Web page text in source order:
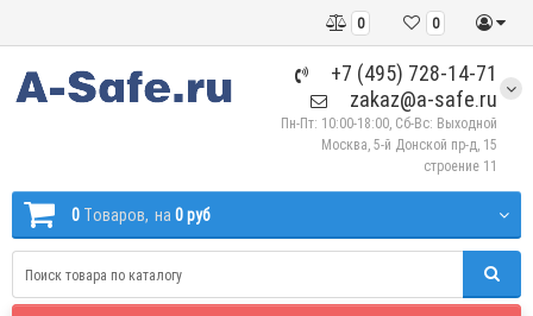
0
0
+7 (495) 728-14-71
zakaz@a-safe.ru
Пн-Пт: 10:00-18:00, Сб-Вс: Выходной
Москва, 5-й Донской пр-д, 15
строение 11
0 Tоваров, на 0 руб